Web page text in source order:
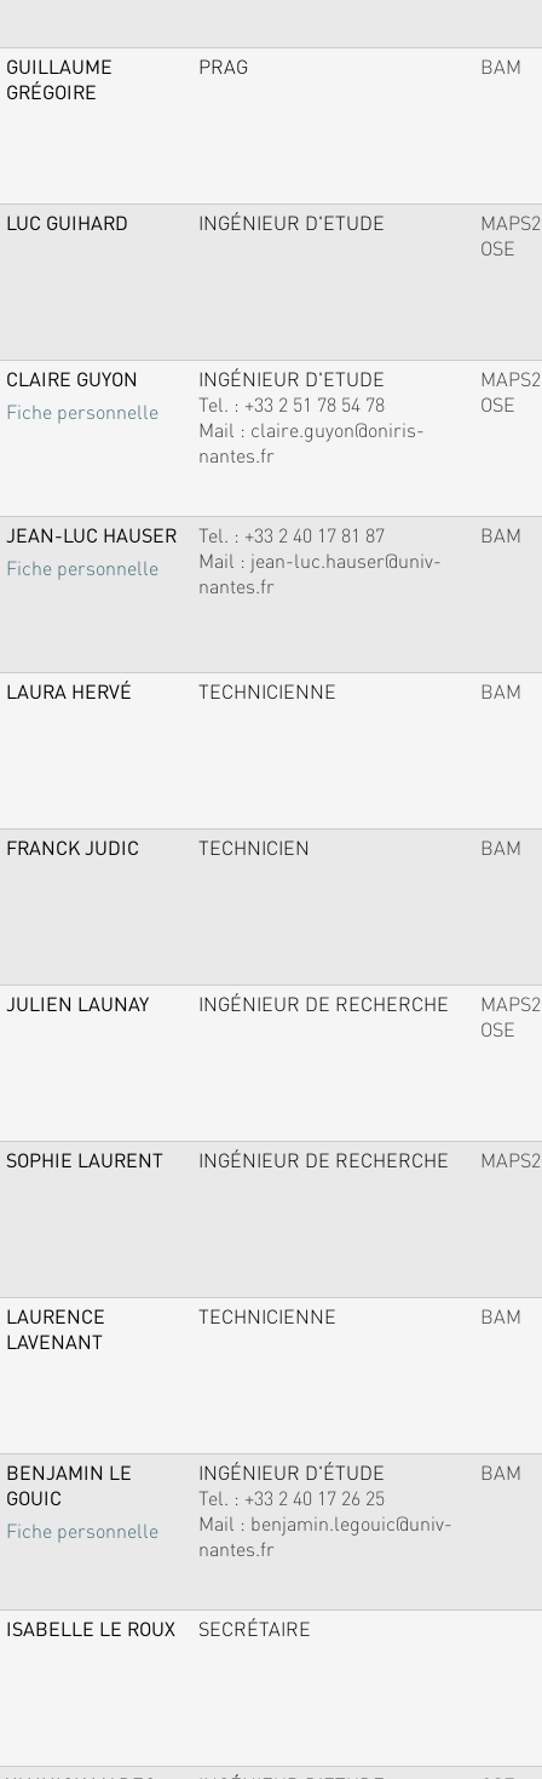
GUILLAUME
GRÉGOIRE
PRAG BAM
LUC GUIHARD INGÉNIEUR D'ETUDE
MAPS2
OSE
CLAIRE GUYON
Fiche personnelle
INGÉNIEUR D'ETUDE
Tel. : +33 2 51 78 54 78
Mail : claire.guyon@oniris-
nantes.fr
MAPS2
OSE
JEAN-LUC HAUSER
Fiche personnelle
Tel. : +33 2 40 17 81 87
Mail : jean-luc.hauser@univ-
nantes.fr
BAM
LAURA HERVÉ TECHNICIENNE BAM
FRANCK JUDIC TECHNICIEN BAM
JULIEN LAUNAY INGÉNIEUR DE RECHERCHE
MAPS2
OSE
SOPHIE LAURENT INGÉNIEUR DE RECHERCHE MAPS2
LAURENCE
LAVENANT
TECHNICIENNE BAM
BENJAMIN LE
GOUIC
Fiche personnelle
INGÉNIEUR D'ÉTUDE
Tel. : +33 2 40 17 26 25
Mail : benjamin.legouic@univ-
nantes.fr
BAM
ISABELLE LE ROUX SECRÉTAIRE